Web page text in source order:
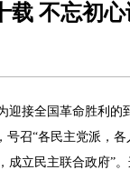
载 不忘初
接全国革命胜利的
号召“各民主党派，
成立民主联合政府”